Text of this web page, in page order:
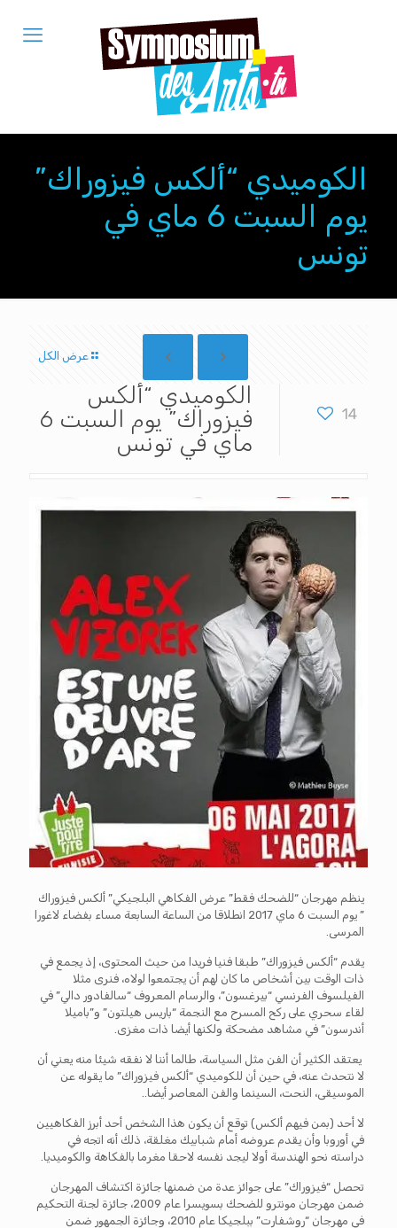
الكوميدي “ألكس فيزوراك”
يوم السبت 6 ماي في
تونس
عرض الكل
14
الكوميدي “ألكس
فيزوراك” يوم السبت 6
ماي في تونس
ينظم مهرجان “للضحك فقط” عرض الفكاهي البلجيكي” ألكس فيزوراك
” يوم السبت 6 ماي 2017 انطلاقا من الساعة السابعة مساء بفضاء لاغورا
المرسى.
يقدم “ألكس فيزوراك” طبقا فنيا فريدا من حيث المحتوى، إذ يجمع في
ذات الوقت بين أشخاص ما كان لهم أن يجتمعوا لولاه، فنرى مثلا
الفيلسوف الفرنسي “بيرغسون”، والرسام المعروف “سالفادور دالي” في
لقاء سحري على ركح المسرح مع النجمة “باريس هيلتون” و”باميلا
أندرسون” في مشاهد مضحكة ولكنها أيضا ذات مغزى.
يعتقد الكثير أن الفن مثل السياسة، طالما أننا لا نفقه شيئا منه يعني أن
لا نتحدث عنه، في حين أن للكوميدي “ألكس فيزوراك” ما يقوله عن
الموسيقى، النحت، السينما والفن المعاصر أيضا..
لا أحد (بمن فيهم ألكس) توقع أن يكون هذا الشخص أحد أبرز الفكاهيين
في أوروبا وأن يقدم عروضه أمام شبابيك مغلقة، ذلك أنه اتجه في
دراسته نحو الهندسة أولا ليجد نفسه لاحقا مغرما بالفكاهة والكوميديا.
تحصل “فيزوراك” على جوائز عدة من ضمنها جائزة اكتشاف المهرجان
ضمن مهرجان مونترو للضحك بسويسرا عام 2009، جائزة لجنة التحكيم
في مهرجان “روشفارت” ببلجيكا عام 2010، وجائزة الجمهور ضمن